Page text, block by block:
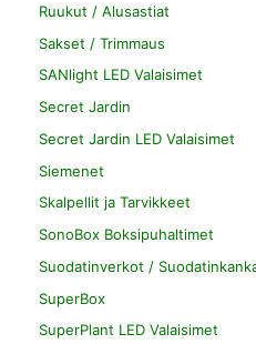
Ruukut / Alusastiat
Sakset / Trimmaus
SANlight LED Valaisimet
Secret Jardin
Secret Jardin LED Valaisimet
Siemenet
Skalpellit ja Tarvikkeet
SonoBox Boksipuhaltimet
Suodatinverkot /
SuperBox
SuperPlant LED Valaisimet